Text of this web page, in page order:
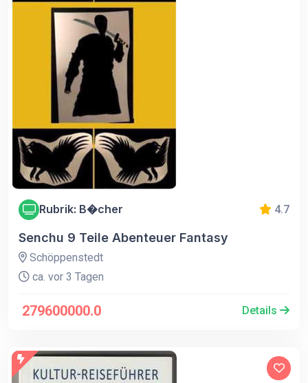
Rubrik: B�cher 4.7
Senchu 9 Teile Abenteuer Fantasy
Schöppenstedt
ca. vor 3 Tagen
279600000.0 Details